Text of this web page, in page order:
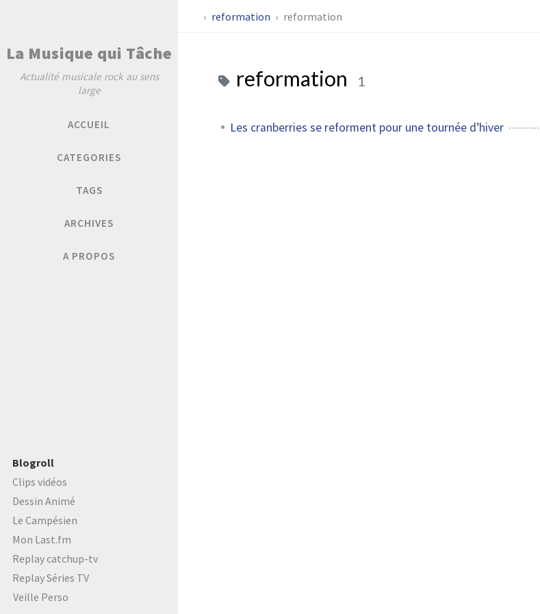
La Musique qui Tâche
Actualité musicale rock au sens
large
ACCUEIL
CATEGORIES
TAGS
ARCHIVES
A PROPOS
Blogroll
Clips vidéos
Dessin Animé
Le Campésien
Mon Last.fm
Replay catchup-tv
Replay Séries TV
Veille Perso
reformation reformation
reformation 1
Les cranberries se reforment pour une tournée d’hiver